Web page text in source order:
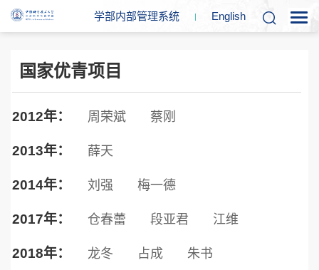
学部内部管理系统 English
国家优青项目
2012年： 周荣斌 蔡刚
2013年： 薛天
2014年： 刘强 梅一德
2017年： 仓春蕾 段亚君 江维
2018年： 龙冬 占成 朱书